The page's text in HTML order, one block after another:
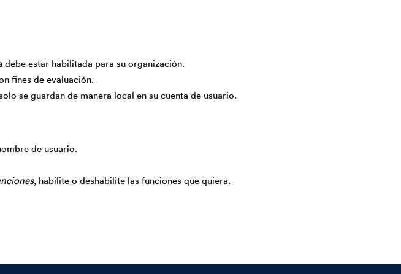
debe estar habilitada para su organización.
fines de evaluación.
se guardan de manera local en su cuenta de usuario.
de usuario.
, habilite o deshabilite las funciones que quiera.